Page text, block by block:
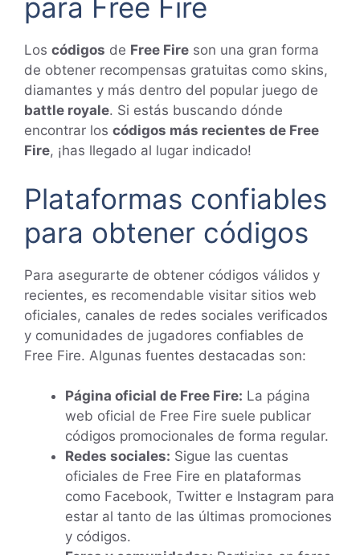
para Free Fire
Los códigos de Free Fire son una gran forma
de obtener recompensas gratuitas como skins,
diamantes y más dentro del popular juego de
battle royale. Si estás buscando dónde
encontrar los códigos más recientes de Free
Fire, ¡has llegado al lugar indicado!
Plataformas confiables
para obtener códigos
Para asegurarte de obtener códigos válidos y
recientes, es recomendable visitar sitios web
oficiales, canales de redes sociales verificados
y comunidades de jugadores confiables de
Free Fire. Algunas fuentes destacadas son:
Página oficial de Free Fire: La página
web oficial de Free Fire suele publicar
códigos promocionales de forma regular.
Redes sociales: Sigue las cuentas
oficiales de Free Fire en plataformas
como Facebook, Twitter e Instagram para
estar al tanto de las últimas promociones
y códigos.